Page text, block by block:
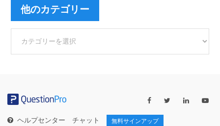
他のカテゴリー
カ
ー
ヘルプセンター チャット 無料サインアップ